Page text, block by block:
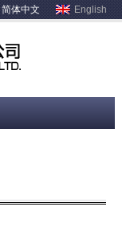
简体中文 English